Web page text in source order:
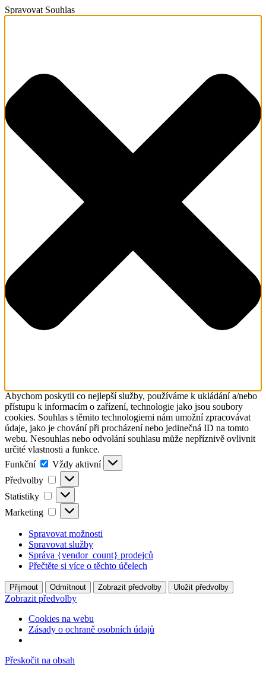
Spravovat Souhlas
Abychom poskytli co nejlepší služby, používáme k ukládání a/nebo
přístupu k informacím o zařízení, technologie jako jsou soubory
cookies. Souhlas s těmito technologiemi nám umožní zpracovávat
údaje, jako je chování při procházení nebo jedinečná ID na tomto
webu. Nesouhlas nebo odvolání souhlasu může nepříznivě ovlivnit
určité vlastnosti a funkce.
Funkční
Funkční
Vždy aktivní
Předvolby
Předvolby
Statistiky Statistiky
Marketing Marketing
Spravovat možnosti
Spravovat služby
Správa {vendor_count} prodejců
Přečtěte si více o těchto účelech
Přijmout Odmítnout Zobrazit předvolby Uložit předvolby
Zobrazit předvolby
Cookies na webu
Zásady o ochraně osobních údajů
Přeskočit na obsah